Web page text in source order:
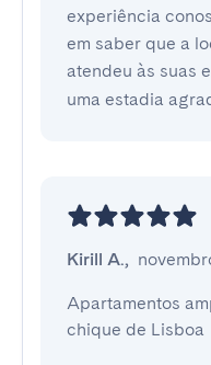
experiência
em saber que a
atendeu às suas
uma estadia
Kirill A.,
Apartamentos
chique de Lisboa